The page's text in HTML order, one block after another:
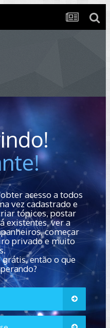
acesso a todos
vez cadastrado e
tópicos, postar
existentes, ver a
começar
privado e muito
então o que